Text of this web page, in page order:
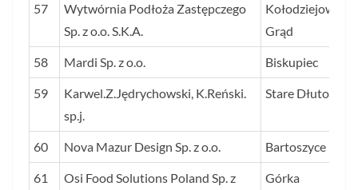
57
Wytwórnia Podłoża Zastępczego
Sp. z o.o. S.K.A.
Kołodziejowy
Grąd
58 Mardi Sp. z o.o. Biskupiec
59
Karwel.Z.Jędrychowski, K.Reński.
sp.j.
Stare Dłutowo
60 Nova Mazur Design Sp. z o.o. Bartoszyce
61
Osi Food Solutions Poland Sp. z
Górka